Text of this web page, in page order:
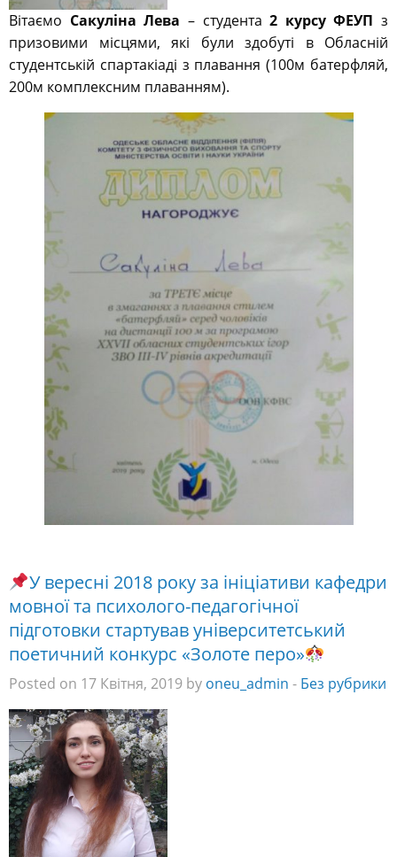
Вітаємо Сакуліна Лева – студента2 курсу ФЕУП з
призовими місцями, які були здобуті в Обласній
студентській спартакіаді з плавання (100м батерфляй,
200м комплексним плаванням).
У вересні 2018 року за ініціативи кафедри
мовної та психолого-педагогічної
підготовки стартував університетський
поетичний конкурс «Золоте перо»
Posted on 17 Квітня, 2019 by oneu_admin - Без рубрики